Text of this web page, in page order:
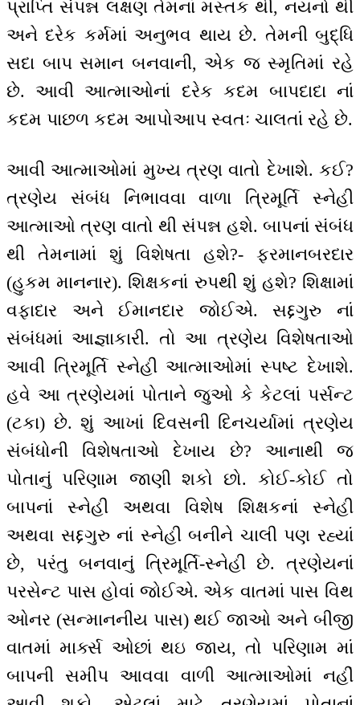
પ્રાપ્તિ સંપન્ન લક્ષણ તેમનાં મસ્તક થી, નયનો થી
અને દરેક કર્મમાં અનુભવ થાય છે. તેમની બુદ્ધિ
સદા બાપ સમાન બનવાની, એક જ સ્મૃતિમાં રહે
છે. આવી આત્માઓનાં દરેક કદમ બાપદાદા નાં
કદમ પાછળ કદમ આપોઆપ સ્વતઃ ચાલતાં રહે છે.
આવી આત્માઓમાં મુખ્ય ત્રણ વાતો દેખાશે. કઈ?
ત્રણેય સંબંધ નિભાવવા વાળા ત્રિમૂર્તિ સ્નેહી
આત્માઓ ત્રણ વાતો થી સંપન્ન હશે. બાપનાં સંબંધ
થી તેમનામાં શું વિશેષતા હશે?- ફરમાનબરદાર
(હુકમ માનનાર). શિક્ષકનાં રુપથી શું હશે? શિક્ષામાં
વફાદાર અને ઈમાનદાર જોઈએ. સદ્દગુરુ નાં
સંબંધમાં આજ્ઞાકારી. તો આ ત્રણેય વિશેષતાઓ
આવી ત્રિમૂર્તિ સ્નેહી આત્માઓમાં સ્પષ્ટ દેખાશે.
હવે આ ત્રણેયમાં પોતાને જુઓ કે કેટલાં પર્સન્ટ
(ટકા) છે. શું આખાં દિવસની દિનચર્યામાં ત્રણેય
સંબંધોની વિશેષતાઓ દેખાય છે? આનાથી જ
પોતાનું પરિણામ જાણી શકો છો. કોઈ-કોઈ તો
બાપનાં સ્નેહી અથવા વિશેષ શિક્ષકનાં સ્નેહી
અથવા સદ્દગુરુ નાં સ્નેહી બનીને ચાલી પણ રહ્યાં
છે, પરંતુ બનવાનું ત્રિમૂર્તિ-સ્નેહી છે. ત્રણેયનાં
પરસેન્ટ પાસ હોવાં જોઈએ. એક વાતમાં પાસ વિથ
ઓનર (સન્માનનીય પાસ) થઈ જાઓ અને બીજી
વાતમાં માર્ક્સ ઓછાં થઇ જાય, તો પરિણામ માં
બાપની સમીપ આવવા વાળી આત્માઓમાં નહીં